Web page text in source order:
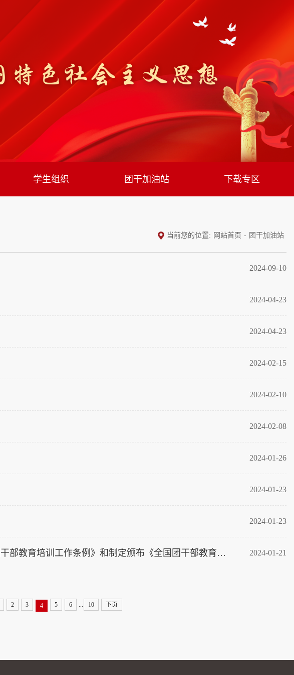
学生组织 团干加油站 下载专区
当前您的位置: 网站首页 - 团干加油站
2024-09-10
2024-04-23
2024-04-23
2024-02-15
2024-02-10
2024-02-08
2024-01-26
2024-01-23
2024-01-23
2024-01-21
团中央组织部负责人就修订颁布《中国共产主义青年团干部教育培训工作条例》和制定颁布《全国团干部教育培训规划（2024-2028年）》答记者问
2 3 4 5 6 ... 10 下页